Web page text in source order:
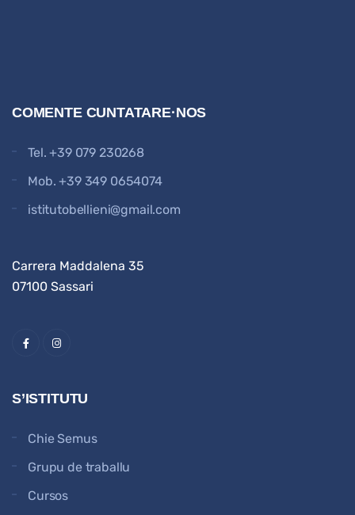
COMENTE CUNTATARE·NOS
Tel.+39 079 230268
Mob.+39 349 0654074
istitutobellieni@gmail.com
Carrera Maddalena 35
07100 Sassari
S’ISTITUTU
Chie Semus
Grupu de traballu
Cursos